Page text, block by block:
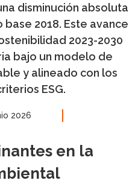
disminución absoluta
2018. Este avance
2023-2030
bajo un modelo de
y alineado con los
ESG.
2026
en la